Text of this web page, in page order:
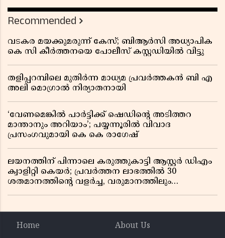
റിപ്പോർട്ട് പുറത്ത്
Recommended
വടകര മയക്കുമരുന്ന് കേസ്; ബിആർസി അധ്യാപിക
കെ സി കീർത്തനയെ പോലീസ് കസ്റ്റഡിയിൽ വിട്ടു
തളിപ്പറമ്പിലെ മുതിർന്ന മാധ്യമ പ്രവർത്തകൻ ബി എ
അലി മൊഗ്രാൽ നിര്യാതനായി
‘വേണമെങ്കിൽ പാർട്ടിക്ക് ഷെഡിൻ്റെ അടിത്തറ
മാന്താനും അറിയാം’; പയ്യന്നൂരിൽ വിവാദ
പ്രസംഗവുമായി കെ കെ രാഗേഷ്
ലയനത്തിന് പിന്നാലെ കരുത്തുകാട്ടി ആസ്റ്റർ ഡിഎം
ക്വാളിറ്റി കെയർ; പ്രവർത്തന ലാഭത്തിൽ 30
ശതമാനത്തിൻ്റെ വളർച്ച, വരുമാനത്തിലും
Home
About Us